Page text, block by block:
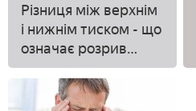
Різниця між верхнім
і нижнім тиском - що
означає розрив
показників